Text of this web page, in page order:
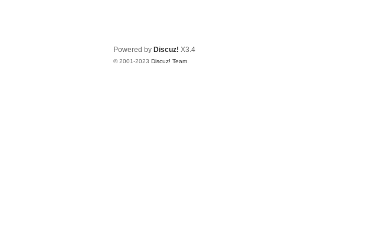
Powered by Discuz! X3.4
© 2001-2023 Discuz! Team